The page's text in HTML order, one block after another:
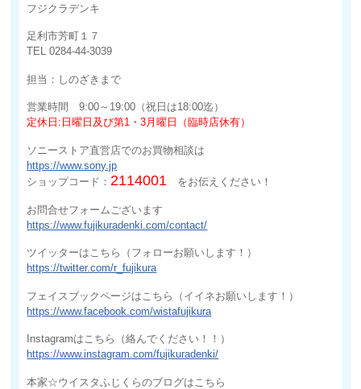
フジクラデンキ
足利市芳町１７
TEL 0284-44-3039
担当：しのざきまで
営業時間 9:00～19:00（祝日は18:00迄）
定休日:日曜日及び第1・3月曜日（臨時店休有）
ソニーストア直営店でのお買物相談は
https://www.sony.jp
ショップコード： 2114001 をお伝えください！
お問合せフォームございます
https://www.fujikuradenki.com/contact/
ツイッターはこちら（フォローお願いします！）
https://twitter.com/r_fujikura
フェイスブックページはこちら（イイネお願いします！）
https://www.facebook.com/wistafujikura
Instagramはこちら（絡んでください！！）
https://www.instagram.com/fujikuradenki/
本家☆ウイスタふじくらのブログはこちら